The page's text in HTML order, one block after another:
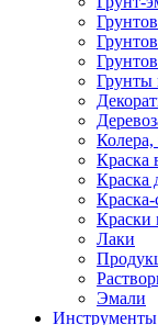
Грунты
Краска
Краска
Краска-
Краски
Лаки
Эмали
Инструменты